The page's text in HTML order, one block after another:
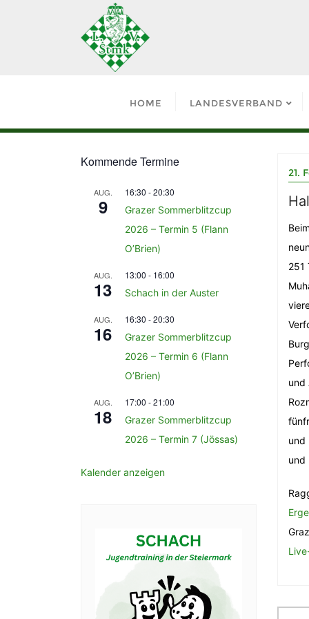
HOME LANDESVERBAND
21.
251
und
und
und
Kommende Termine
AUG.
9
16:30 -20:30
Grazer Sommerblitzcup
2026 – Termin 5 (Flann
O’Brien)
AUG.
13
13:00 - 16:00
Schach in der Auster
AUG.
16
16:30 -20:30
Grazer Sommerblitzcup
2026 – Termin 6 (Flann
O’Brien)
AUG.
18
17:00 -21:00
Grazer Sommerblitzcup
2026 – Termin 7 (Jössas)
Kalender anzeigen